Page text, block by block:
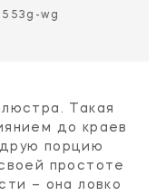
wg
Такая
до краев
порцию
простоте
– она ловко